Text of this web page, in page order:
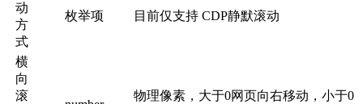
动
方
式
枚举项 目前仅支持 CDP静默滚动
横
向
滚
物理像素，大于0网页向右移动，小于0